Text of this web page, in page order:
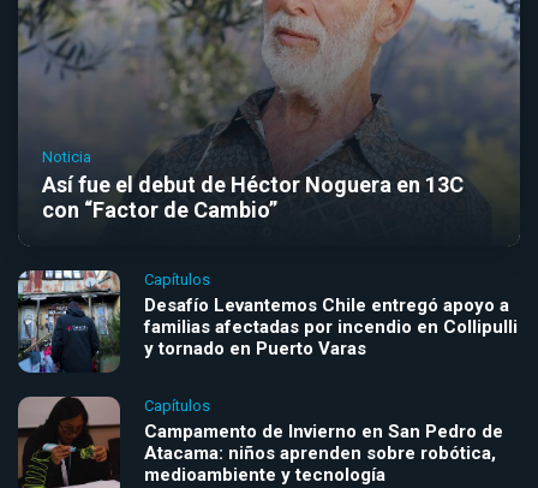
Noticia
Así fue el debut de Héctor Noguera en 13C
con “Factor de Cambio”
Capítulos
Desafío Levantemos Chile entregó apoyo a
familias afectadas por incendio en Collipulli
y tornado en Puerto Varas
Capítulos
Campamento de Invierno en San Pedro de
Atacama: niños aprenden sobre robótica,
medioambiente y tecnología